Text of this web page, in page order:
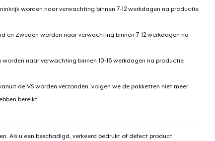
worden naar verwachting binnen 7-12 werkdagen na productie
en Zweden worden naar verwachting binnen 7-12 werkdagen na
naar verwachting binnen 10-16 werkdagen na productie
de VS worden verzonden, volgen we de pakketten niet meer
bereikt.
Als u een beschadigd, verkeerd bedrukt of defect product